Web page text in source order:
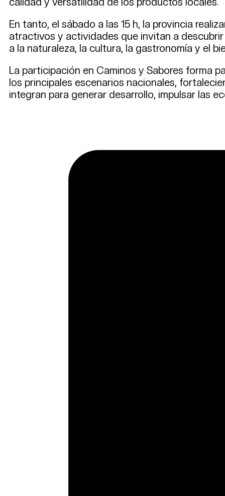
En tanto, el sábado a las 15 h, la provincia
atractivos y actividades que invitan a
a la naturaleza, la cultura, la gastronomía y el
La participación en Caminos y Sabores forma
los principales escenarios nacionales,
integran para generar desarrollo, impulsar las